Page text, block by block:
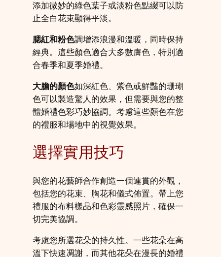
添加微妙的綠色葉子或淡粉色點綴可以防
止全白花束顯得平淡。
腮紅和粉色調增添浪漫和溫暖，同時保持
經典。這些顏色適合大多數膚色，特別適
合春季和夏季婚禮。
大膽的顏色如深紅色、紫色或鮮豔的珊瑚
色可以製造驚人的效果，但需要與您的整
體婚禮色彩巧妙協調。考慮這些顏色在您
的禮服和場地中的視覺效果。
選擇實用技巧
與您的花藝師合作創造一個連貫的外觀，
包括您的花束、胸花和儀式佈置。帶上您
禮服的布料樣品和色彩靈感照片，確保一
切完美協調。
考慮您所選花朵的持久性。一些花朵在高
溫下快速凋謝，而其他花朵在漫長的婚禮